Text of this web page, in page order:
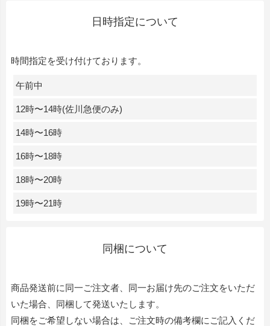
日時指定について
時間指定を受け付けております。
午前中
12時〜14時(佐川急便のみ)
14時〜16時
16時〜18時
18時〜20時
19時〜21時
同梱について
商品発送前に同一ご注文者、同一お届け先のご注文をいただ
いた場合、同梱して発送いたします。
同梱をご希望しない場合は、ご注文時の備考欄にご記入くだ